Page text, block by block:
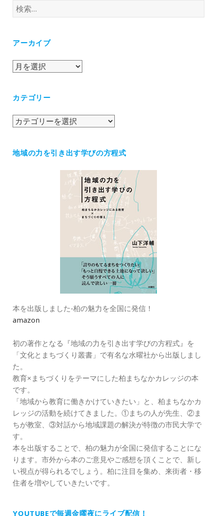
検
索:
アーカイブ
ア
イ
カテゴリー
カ
リ
地域の力を引き出す学びの方程式
本を出版しました‐柏の魅力を全国に発信！
amazon
初の著作となる『地域の力を引き出す学びの方程式』を
「文化とまちづくり叢書」で有名な水曜社から出版しまし
た。
教育×まちづくりをテーマにした柏まちなかカレッジの本
です。
「地域から教育に働きかけていきたい」と、柏まちなかカ
レッジの活動を続けてきました。①まちの人が先生、②ま
ちが教室、③対話から地域課題の解決が特徴の市民大学で
す。
本を出版することで、柏の魅力が全国に発信することにな
ります。市外から本のご意見やご感想を頂くことで、新し
い視点が得られるでしょう。柏に注目を集め、来街者・移
住者を増やしていきたいです。
YOUTUBEで毎週金曜夜にライブ配信！